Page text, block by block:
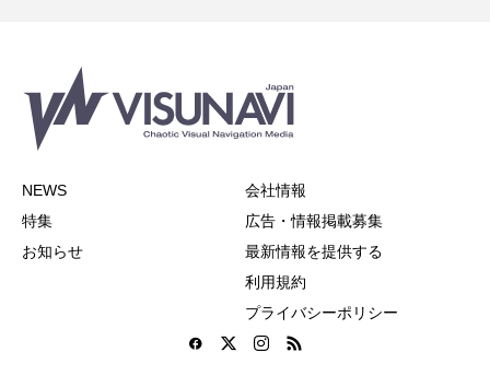
NEWS
特集
お知らせ
会社情報
広告・情報掲載募集
最新情報を提供する
利用規約
プライバシーポリシー